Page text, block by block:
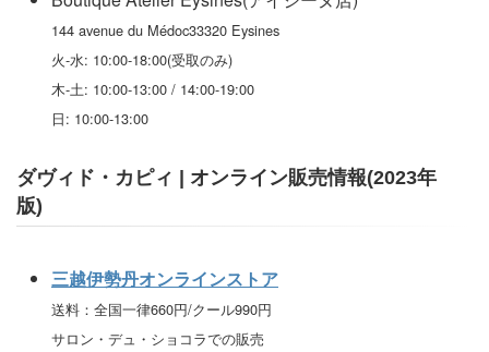
144 avenue du Médoc33320 Eysines
火-水: 10:00-18:00(受取のみ)
木-土: 10:00-13:00 / 14:00-19:00
日: 10:00-13:00
ダヴィド・カピィ | オンライン販売情報(2023年
版)
三越伊勢丹オンラインストア
送料：全国一律660円/クール990円
サロン・デュ・ショコラでの販売